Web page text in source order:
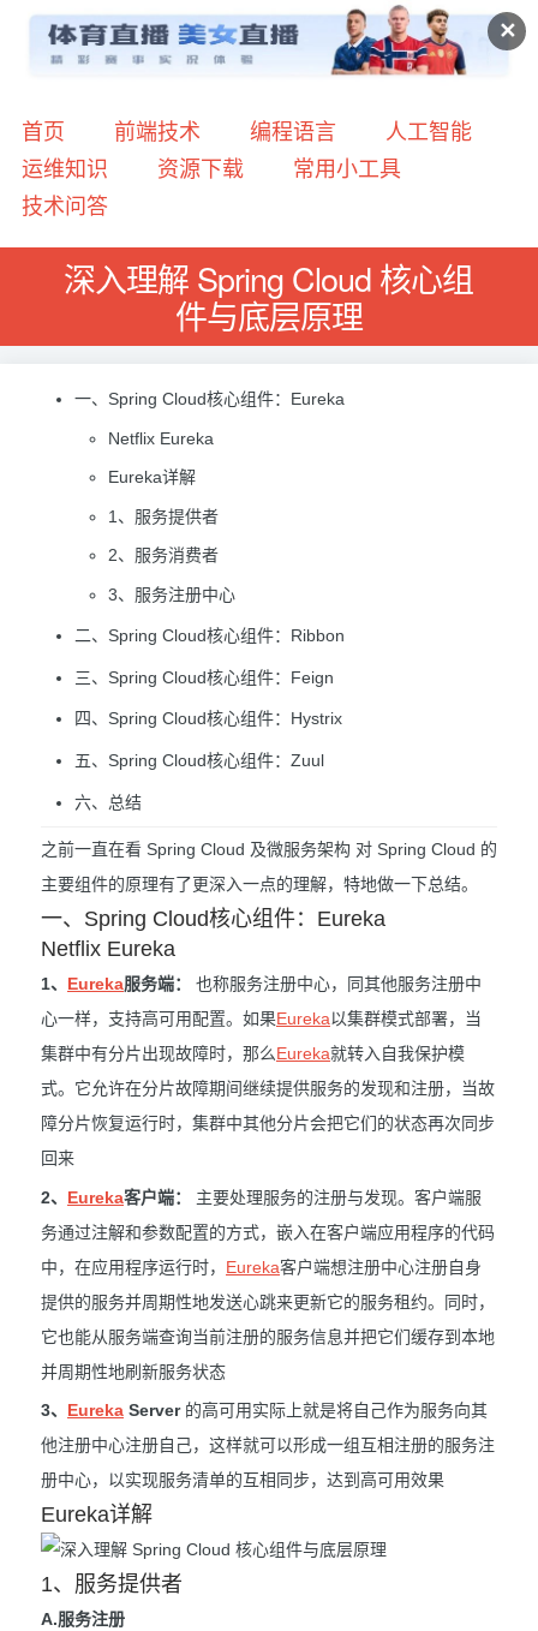
✕
首页 前端技术 编程语言
人工智能
运维知识
资源下载
常用小工具
技术问答
深入理解 Spring Cloud 核心组
件与底层原理
一、Spring Cloud核心组件：Eureka
Netflix Eureka
Eureka详解
1、服务提供者
2、服务消费者
3、服务注册中心
二、Spring Cloud核心组件：Ribbon
三、Spring Cloud核心组件：Feign
四、Spring Cloud核心组件：Hystrix
五、Spring Cloud核心组件：Zuul
六、总结
之前一直在看 Spring Cloud 及微服务架构 对 Spring Cloud 的
主要组件的原理有了更深入一点的理解，特地做一下总结。
一、Spring Cloud核心组件：Eureka
Netflix Eureka
1、 Eureka服务端：
也称服务注册中心，同其他服务注册中
心一样，支持高可用配置。如果Eureka以集群模式部署，当
集群中有分片出现故障时，那么Eureka就转入自我保护模
式。它允许在分片故障期间继续提供服务的发现和注册，当故
障分片恢复运行时，集群中其他分片会把它们的状态再次同步
回来
2、 Eureka客户端：
主要处理服务的注册与发现。客户端服
务通过注解和参数配置的方式，嵌入在客户端应用程序的代码
中，在应用程序运行时， Eureka客户端想注册中心注册自身
提供的服务并周期性地发送心跳来更新它的服务租约。同时，
它也能从服务端查询当前注册的服务信息并把它们缓存到本地
并周期性地刷新服务状态
3、 Eureka Server的高可用实际上就是将自己作为服务向其
他注册中心注册自己，这样就可以形成一组互相注册的服务注
册中心，以实现服务清单的互相同步，达到高可用效果
Eureka详解
1、服务提供者
A.服务注册